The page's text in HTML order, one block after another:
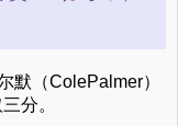
默（ColePalmer）
分。